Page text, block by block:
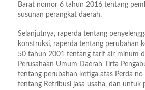
Barat nomor 6 tahun 2016 tentang
susunan perangkat daerah.
Selanjutnya, raperda tentang
konstruksi, raperda tentang perubahan
50 tahun 2001 tentang tarif air minum
Perusahaan Umum Daerah Tirta
tentang perubahan ketiga atas Perda no
tentang Retribusi jasa usaha, dan untuk